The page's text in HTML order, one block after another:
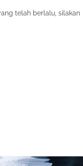
telah berlalu, silakan